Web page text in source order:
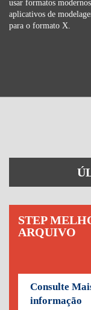
usar formatos
aplicativos de
para o formato X.
STEP
ARQUIVO
Consulte
informação